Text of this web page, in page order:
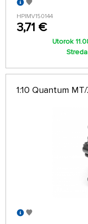
HPIMV150144
3,71 €
Utorok
1:10 Quantum